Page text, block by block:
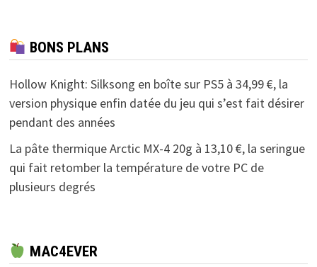
BONS PLANS
Hollow Knight: Silksong en boîte sur PS5 à 34,99 €, la
version physique enfin datée du jeu qui s’est fait désirer
pendant des années
La pâte thermique Arctic MX-4 20g à 13,10 €, la seringue
qui fait retomber la température de votre PC de
plusieurs degrés
MAC4EVER